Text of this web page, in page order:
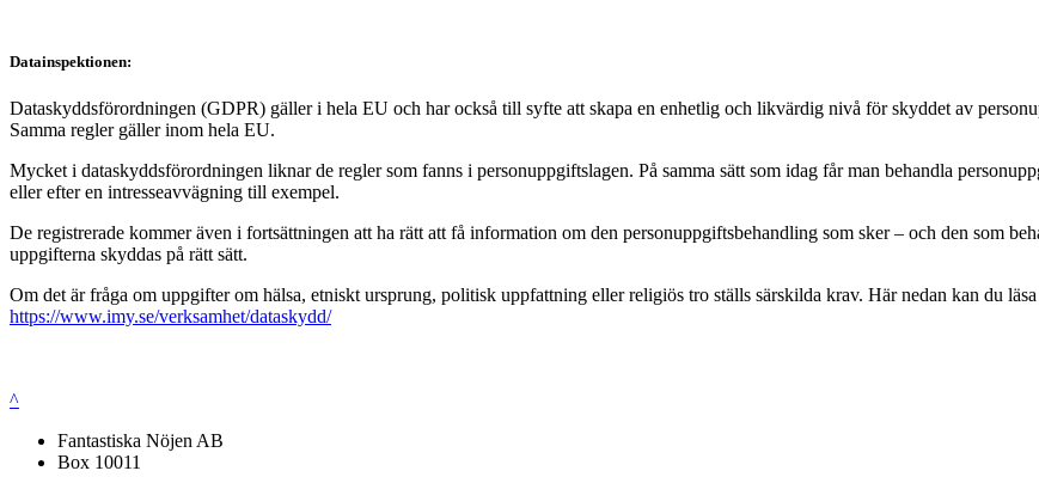
Datainspektionen:
Dataskyddsförordningen (GDPR) gäller i hela EU och har också till syfte att skapa en enhetlig och likvärdig nivå för skyddet av
Samma regler gäller inom hela EU.
Mycket i dataskyddsförordningen liknar de regler som fanns i personuppgiftslagen. På samma sätt som idag får man behandla
eller efter en intresseavvägning till exempel.
De registrerade kommer även i fortsättningen att ha rätt att få information om den personuppgiftsbehandling som sker – och den som
uppgifterna skyddas på rätt sätt.
Om det är fråga om uppgifter om hälsa, etniskt ursprung, politisk uppfattning eller religiös tro ställs särskilda krav. Här nedan kan du
https://www.imy.se/verksamhet/dataskydd/
^
Fantastiska Nöjen AB
Box 10011